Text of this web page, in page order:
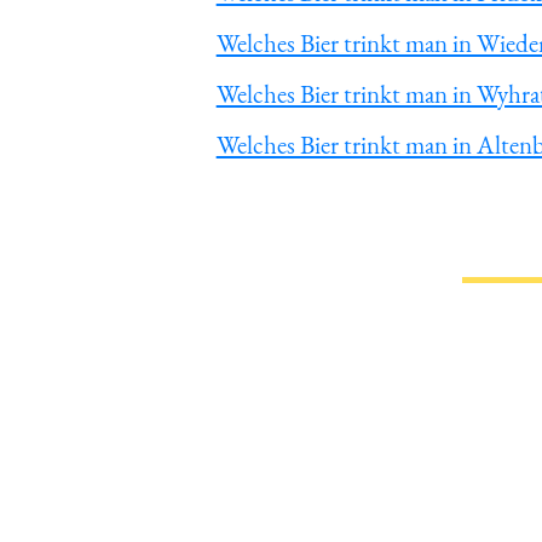
Welches Bier trinkt man in
Welches Bier trinkt man in
Welches Bier trinkt man in